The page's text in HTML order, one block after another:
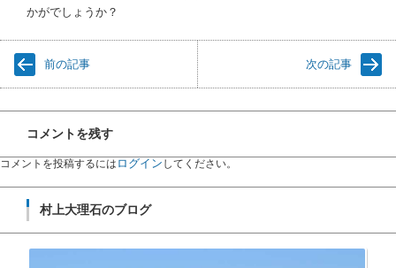
かがでしょうか？
前の記事 次の記事
コメントを残す
コメントを投稿するには ログイン してください。
村上大理石のブログ